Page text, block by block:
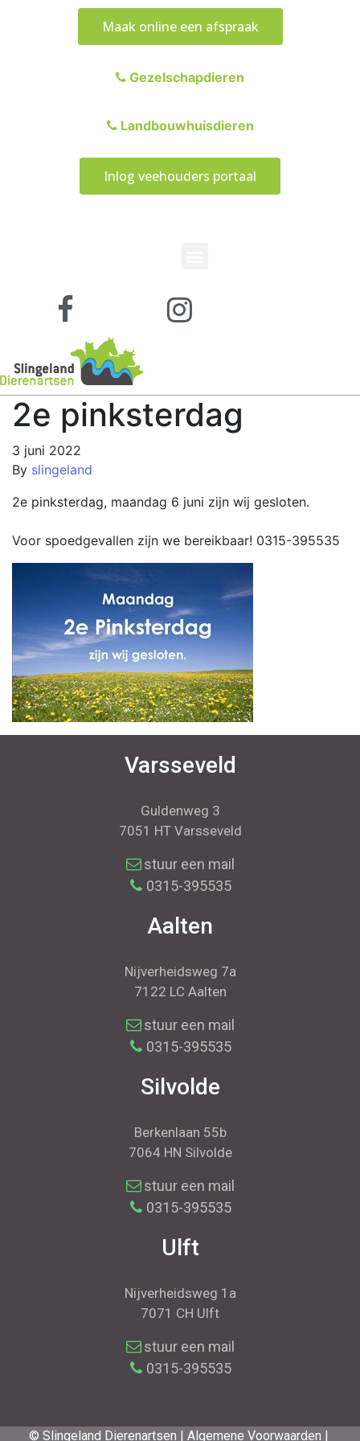
Maak online een afspraak
Gezelschapdieren
Landbouwhuisdieren
Inlog veehouders portaal
2e pinksterdag
3 juni 2022
By slingeland
2e pinksterdag, maandag 6 juni zijn wij gesloten.
Voor spoedgevallen zijn we bereikbaar! 0315-395535
Varsseveld
Guldenweg 3
7051 HT Varsseveld
stuur een mail
0315-395535
Aalten
Nijverheidsweg 7a
7122 LC Aalten
stuur een mail
0315-395535
Silvolde
Berkenlaan 55b
7064 HN Silvolde
stuur een mail
0315-395535
Ulft
Nijverheidsweg 1a
7071 CH Ulft
stuur een mail
0315-395535
© Slingeland Dierenartsen | Algemene Voorwaarden |